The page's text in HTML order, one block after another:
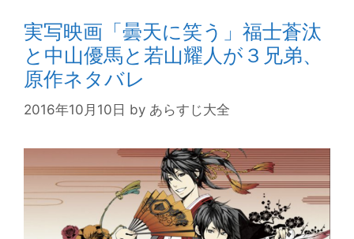
実写映画「曇天に笑う」福士蒼汰
と中山優馬と若山耀人が３兄弟、
原作ネタバレ
2016年10月10日 by あらすじ大全